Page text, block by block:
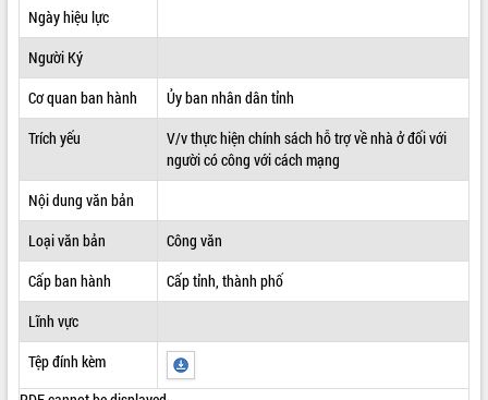
THÔNG TIN CHỈ ĐẠO ĐIỀU HÀNH
HỆ THỐNG VĂN BẢN
VĂN BẢN HĐND TỈNH
ĐIỂM TIN VĂN BẢN
Ngày hiệu lực
Người Ký
Cơ quan ban hành
Ủy ban nhân dân tỉnh
Trích yếu
V/v thực hiện chính sách hỗ trợ về nhà ở đối với
người có công với cách mạng
Nội dung văn bản
Loại văn bản
Công văn
Cấp ban hành
Cấp tỉnh, thành phố
Lĩnh vực
Tệp đính kèm